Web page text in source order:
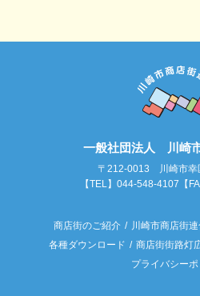
一般社団法人 川崎
〒212-0013 川崎市幸
【TEL】044-548-4107【
商店街のご紹介 川崎市商店街
各種ダウンロード
商店街街路灯
プライバシー